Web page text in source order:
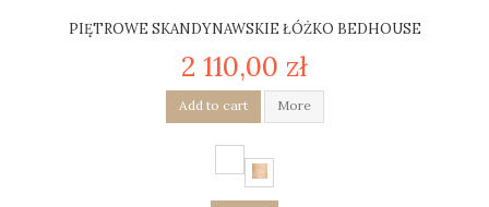
PIĘTROWE SKANDYNAWSKIE ŁÓŻKO BEDHOUSE
2 110,00 zł
Add to cart More